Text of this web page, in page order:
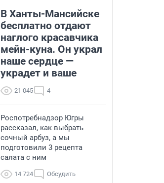
В Ханты-Мансийске
бесплатно отдают
наглого красавчика
мейн-куна. Он украл
наше сердце —
украдет и ваше
21 045 4
Роспотребнадзор Югры
рассказал, как выбрать
сочный арбуз, а мы
подготовили 3 рецепта
салата с ним
14 724 Обсудить